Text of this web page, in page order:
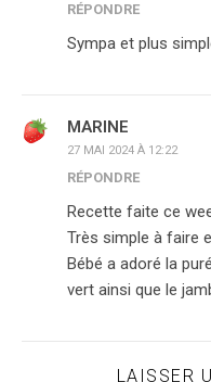
RÉPONDRE
Sympa et plus
MARINE
27 MAI 2024 À 12:22
RÉPONDRE
Recette faite ce
Très simple à faire
Bébé a adoré la
vert ainsi que le
LAISSER